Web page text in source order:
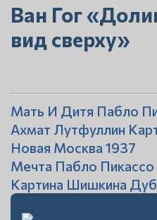
Ван Гог
вид сверху»
Мать И Дитя Пабло
Ахмат Лутфуллин
Новая Москва 1937
Мечта Пабло Пикассо
Картина Шишкина